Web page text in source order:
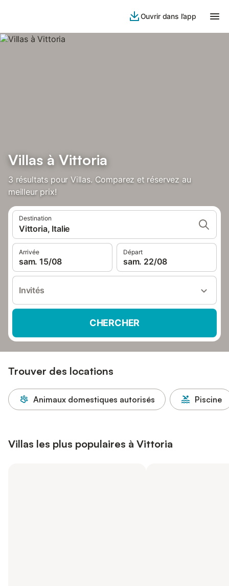
Ouvrir dans l’app
Villas à Vittoria
3 résultats pour Villas. Comparez et réservez au
meilleur prix!
Destination
Vittoria, Italie
Arrivée
sam. 15/08
Départ
sam. 22/08
Invités
CHERCHER
Trouver des locations
Animaux domestiques autorisés Piscine
Villas les plus populaires à Vittoria